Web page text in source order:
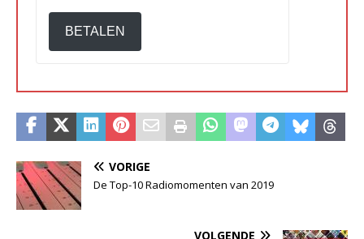
BETALEN
VORIGE
De Top-10 Radiomomenten van 2019
VOLGENDE